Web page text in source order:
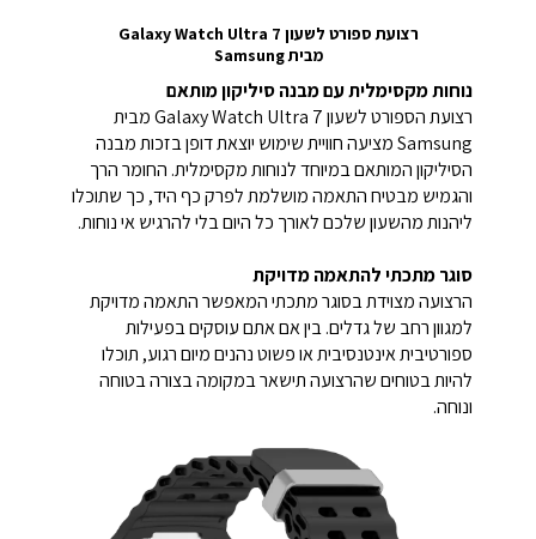
רצועת ספורט לשעון Galaxy Watch Ultra 7
מביתSamsung
נוחות מקסימלית עם מבנה סיליקון מותאם
רצועת הספורט לשעון Galaxy Watch Ultra 7 מבית
Samsung מציעה חוויית שימוש יוצאת דופן בזכות מבנה
הסיליקון המותאם במיוחד לנוחות מקסימלית. החומר הרך
והגמיש מבטיח התאמה מושלמת לפרק כף היד, כך שתוכלו
ליהנות מהשעון שלכם לאורך כל היום בלי להרגיש אי נוחות.
סוגר מתכתי להתאמה מדויקת
הרצועה מצוידת בסוגר מתכתי המאפשר התאמה מדויקת
למגוון רחב של גדלים. בין אם אתם עוסקים בפעילות
ספורטיבית אינטנסיבית או פשוט נהנים מיום רגוע, תוכלו
להיות בטוחים שהרצועה תישאר במקומה בצורה בטוחה
ונוחה.